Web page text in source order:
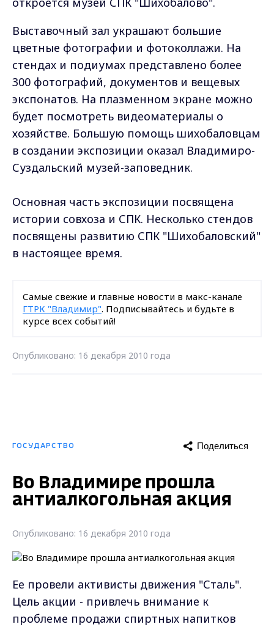
Выставочный зал украшают большие
цветные фотографии и фотоколлажи. На
стендах и подиумах представлено более
300 фотографий, документов и вещевых
экспонатов. На плазменном экране можно
будет посмотреть видеоматериалы о
хозяйстве. Большую помощь шихобаловцам
в создании экспозиции оказал Владимиро-
Суздальский музей-заповедник.
Основная часть экспозиции посвящена
истории совхоза и СПК. Несколько стендов
посвящены развитию СПК "Шихобаловский"
в настоящее время.
Самые свежие и главные новости в макс-канале
ГТРК "Владимир". Подписывайтесь и будьте в
курсе всех событий!
Опубликовано: 16 декабря 2010 года
ГОСУДАРСТВО Поделиться
Во Владимире прошла
антиалкогольная акция
Опубликовано: 16 декабря 2010 года
Ее провели активисты движения "Сталь".
Цель акции - привлечь внимание к
проблеме продажи спиртных напитков